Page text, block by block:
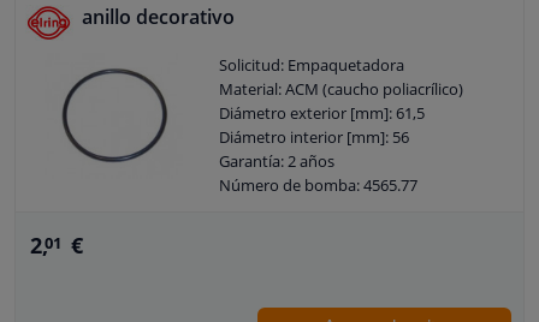
anillo decorativo
Solicitud: Empaquetadora
Material: ACM (caucho poliacrílico)
Diámetro exterior [mm]: 61,5
Diámetro interior [mm]: 56
Garantía: 2 años
Número de bomba: 4565.77
Número arancelario de mercancías:
2,01 €